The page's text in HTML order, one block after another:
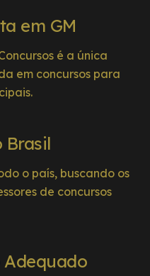
em GM
é a única
em concursos para
Brasil
o país, buscando os
de concursos